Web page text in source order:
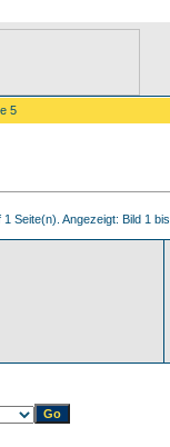
5
Seite(n). Angezeigt: Bild 1